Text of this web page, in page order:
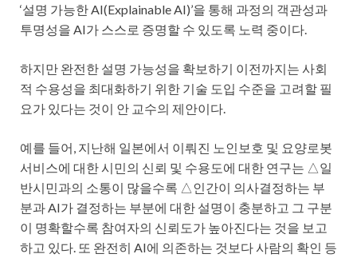
‘설명 가능한 AI(Explainable AI)’을 통해 과정의 객관성과
투명성을 AI가 스스로 증명할 수 있도록 노력 중이다.
하지만 완전한 설명 가능성을 확보하기 이전까지는 사회
적 수용성을 최대화하기 위한 기술 도입 수준을 고려할 필
요가 있다는 것이 안 교수의 제안이다.
예를 들어, 지난해 일본에서 이뤄진 노인보호 및 요양로봇
서비스에 대한 시민의 신뢰 및 수용도에 대한 연구는 △일
반시민과의 소통이 많을수록 △인간이 의사결정하는 부
분과 AI가 결정하는 부분에 대한 설명이 충분하고 그 구분
이 명확할수록 참여자의 신뢰도가 높아진다는 것을 보고
하고 있다. 또 완전히 AI에 의존하는 것보다 사람의 확인 등